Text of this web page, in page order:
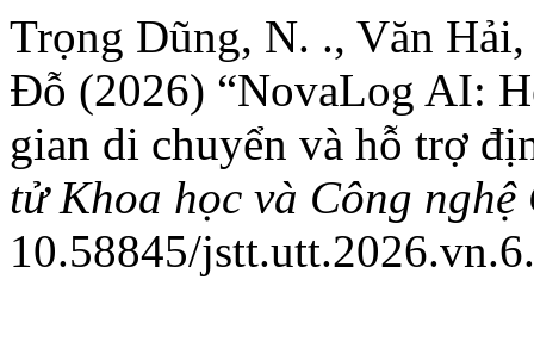
Trọng Dũng, N. ., Văn
Đỗ (2026) “NovaLog AI:
gian di chuyển và hỗ trợ
tử Khoa học và Công
10.58845/